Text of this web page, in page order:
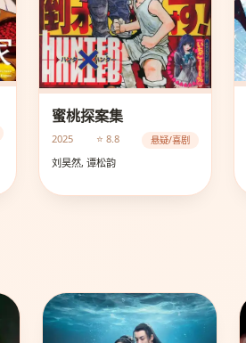
蜜桃探案集
2025 ⭐ 8.8 悬疑/喜剧
刘昊然, 谭松韵